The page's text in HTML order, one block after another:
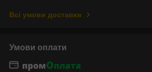
Всі умови доставки
Умови оплати